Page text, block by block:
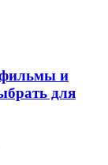
фильмы и
для